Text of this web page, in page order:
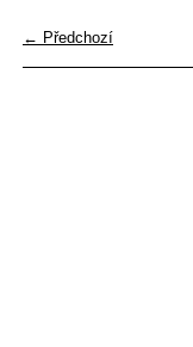
← Předchozí